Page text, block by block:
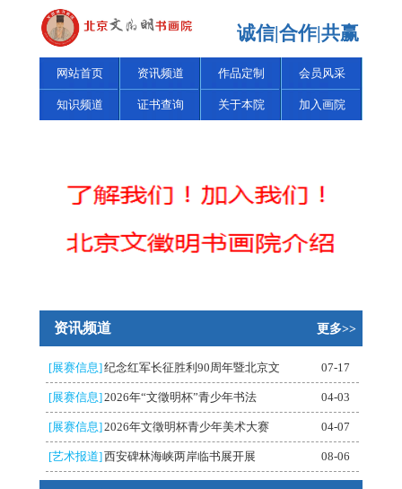
诚信|合作|共赢
网站首页 资讯频道 作品定制 会员风采
知识频道 证书查询 关于本院 加入画院
资讯频道 更多>>
[展赛信息]纪念红军长征胜利90周年暨北京文 07-17
[展赛信息]2026年“文徵明杯”青少年书法 04-03
[展赛信息]2026年文徵明杯青少年美术大赛 04-07
[艺术报道]西安碑林海峡两岸临书展开展 08-06